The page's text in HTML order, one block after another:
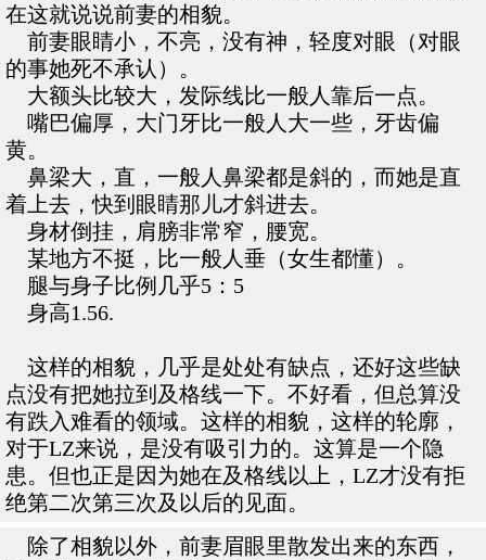
在这就说说前妻的相貌。
前妻眼睛小，不亮，没有神，轻度对眼（对眼
的事她死不承认）。
大额头比较大，发际线比一般人靠后一点。
嘴巴偏厚，大门牙比一般人大一些，牙齿偏
黄。
鼻梁大，直，一般人鼻梁都是斜的，而她是直
着上去，快到眼睛那儿才斜进去。
身材倒挂，肩膀非常窄，腰宽。
某地方不挺，比一般人垂（女生都懂）。
腿与身子比例几乎5：5
身高1.56.
这样的相貌，几乎是处处有缺点，还好这些缺
点没有把她拉到及格线一下。不好看，但总算没
有跌入难看的领域。这样的相貌，这样的轮廓，
对于LZ来说，是没有吸引力的。这算是一个隐
患。但也正是因为她在及格线以上，LZ才没有拒
绝第二次第三次及以后的见面。
除了相貌以外，前妻眉眼里散发出来的东西，